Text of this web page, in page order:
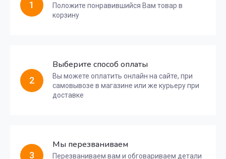
1
Положите понравившийся Вам товар в
корзину
2
Выберите способ оплаты
Вы можете оплатить онлайн на сайте, при
самовывозе в магазине или же курьеру при
доставке
3
Мы перезваниваем
Перезваниваем вам и обговариваем детали